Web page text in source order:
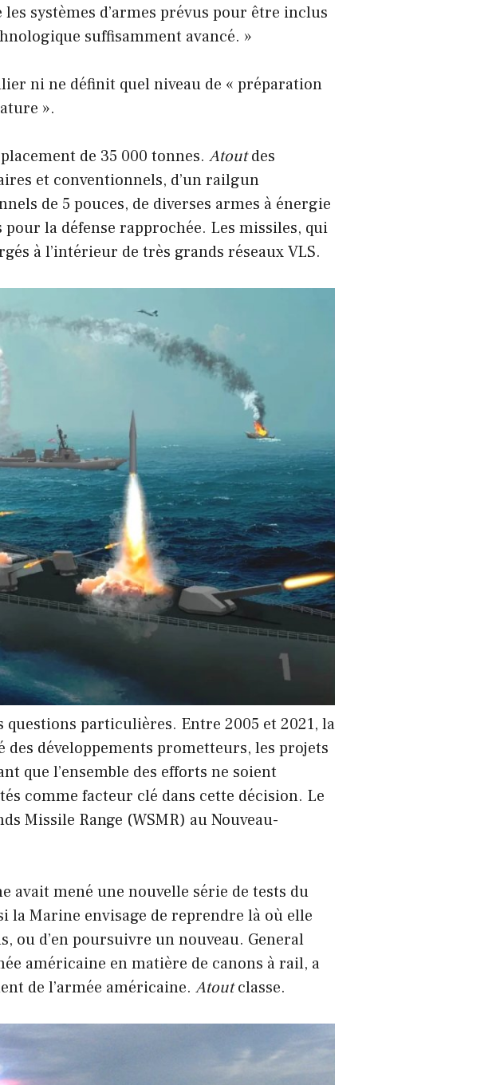
systèmes d’armes prévus pour être inclus
suffisamment avancé. »
ni ne définit quel niveau de « préparation
».
de 35 000 tonnes. Atoutdes
et conventionnels, d’un railgun
de 5 pouces, de diverses armes à énergie
la défense rapprochée. Les missiles, qui
à l’intérieur de très grands réseaux VLS.
particulières. Entre 2005 et 2021, la
développements prometteurs, les projets
que l’ensemble des efforts ne soient
comme facteur clé dans cette décision. Le
Missile Range (WSMR) au Nouveau-
avait mené une nouvelle série de tests du
la Marine envisage de reprendre là où elle
ou d’en poursuivre un nouveau. General
américaine en matière de canons à rail, a
de l’armée américaine. Atoutclasse.